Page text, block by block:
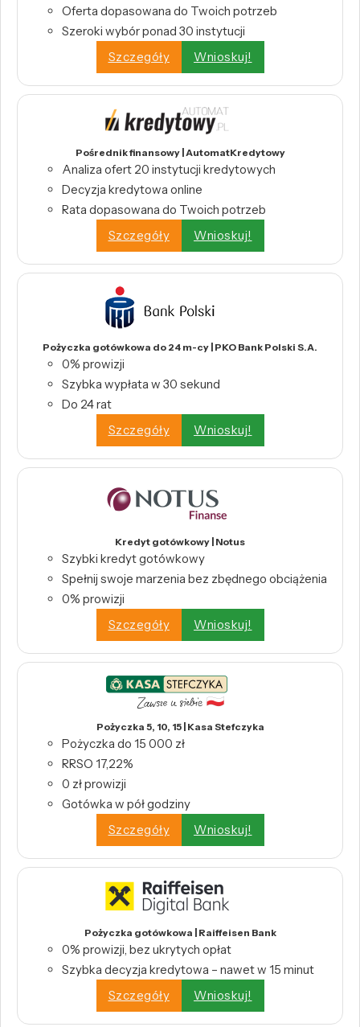
Oferta dopasowana do Twoich potrzeb
Szeroki wybór ponad 30 instytucji
Szczegóły
Wnioskuj!
Pośrednik finansowy | AutomatKredytowy
Analiza ofert 20 instytucji kredytowych
Decyzja kredytowa online
Rata dopasowana do Twoich potrzeb
Szczegóły
Wnioskuj!
Pożyczka gotówkowa do 24 m-cy | PKO Bank Polski S.A.
0% prowizji
Szybka wypłata w 30 sekund
Do 24 rat
Szczegóły
Wnioskuj!
Kredyt gotówkowy | Notus
Szybki kredyt gotówkowy
Spełnij swoje marzenia bez zbędnego obciążenia
0% prowizji
Szczegóły
Wnioskuj!
Pożyczka 5, 10, 15 | Kasa Stefczyka
Pożyczka do 15 000 zł
RRSO 17,22%
0 zł prowizji
Gotówka w pół godziny
Szczegóły
Wnioskuj!
Pożyczka gotówkowa | Raiffeisen Bank
0% prowizji, bez ukrytych opłat
Szybka decyzja kredytowa – nawet w 15 minut
Szczegóły
Wnioskuj!